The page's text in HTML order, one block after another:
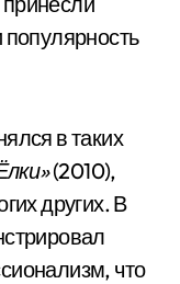
популярность
в таких
(2010),
других. В
что